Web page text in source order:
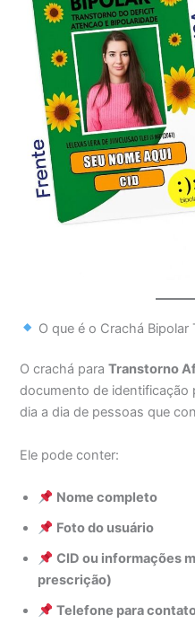
O que é o Crachá Bipolar
O crachá paraTranstorno
documento de identificação
dia a dia de pessoas que
Ele pode conter:
Nome completo
Foto do usuário
CID ou informações
prescrição)
Telefone para